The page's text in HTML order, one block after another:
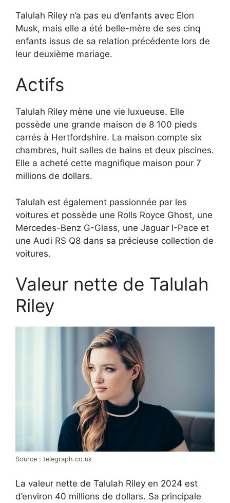
Talulah Riley n’a pas eu d’enfants avec Elon
Musk, mais elle a été belle-mère de ses cinq
enfants issus de sa relation précédente lors de
leur deuxième mariage.
Actifs
Talulah Riley mène une vie luxueuse. Elle
possède une grande maison de 8 100 pieds
carrés à Hertfordshire. La maison compte six
chambres, huit salles de bains et deux piscines.
Elle a acheté cette magnifique maison pour 7
millions de dollars.
Talulah est également passionnée par les
voitures et possède une Rolls Royce Ghost, une
Mercedes-Benz G-Glass, une Jaguar I-Pace et
une Audi RS Q8 dans sa précieuse collection de
voitures.
Valeur nette de Talulah
Riley
Source : telegraph.co.uk
La valeur nette de Talulah Riley en 2024 est
d’environ 40 millions de dollars. Sa principale